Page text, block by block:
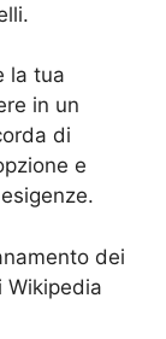
la tua
in un
di
e
dei
Wikipedia